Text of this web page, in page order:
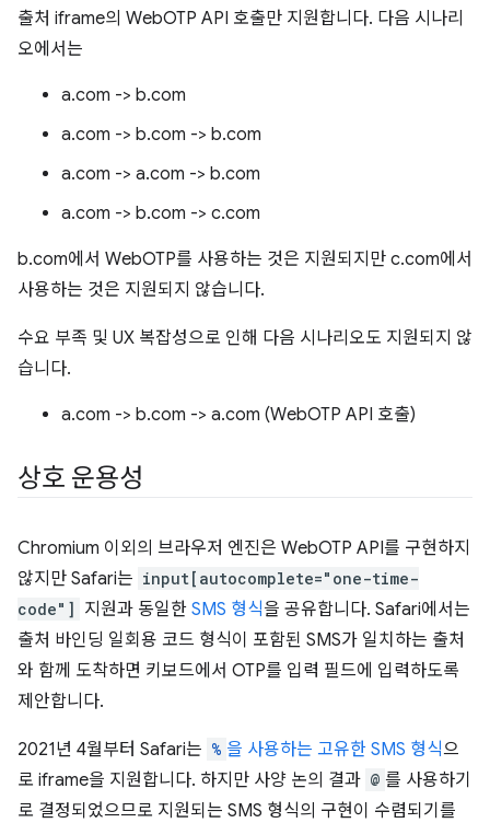
출처 iframe의 WebOTP API 호출만 지원합니다. 다음 시나리
오에서는
a.com -> b.com
a.com -> b.com -> b.com
a.com -> a.com -> b.com
a.com -> b.com -> c.com
b.com에서 WebOTP를 사용하는 것은 지원되지만 c.com에서
사용하는 것은 지원되지 않습니다.
수요 부족 및 UX 복잡성으로 인해 다음 시나리오도 지원되지 않
습니다.
a.com -> b.com -> a.com (WebOTP API 호출)
상호 운용성
Chromium 이외의 브라우저 엔진은 WebOTP API를 구현하지
않지만 Safari는 input[autocomplete="one-time-
code"] 지원과 동일한 SMS 형식을 공유합니다. Safari에서는
출처 바인딩 일회용 코드 형식이 포함된 SMS가 일치하는 출처
와 함께 도착하면 키보드에서 OTP를 입력 필드에 입력하도록
제안합니다.
2021년 4월부터 Safari는 % 을 사용하는 고유한 SMS 형식으
로 iframe을 지원합니다. 하지만 사양 논의 결과 @ 를 사용하기
로 결정되었으므로 지원되는 SMS 형식의 구현이 수렴되기를